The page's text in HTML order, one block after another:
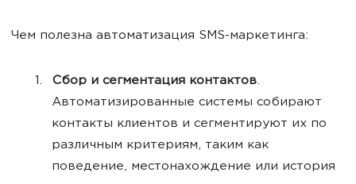
Чем полезна автоматизация SMS-маркетинга:
Сбор и сегментация контактов.
Автоматизированные системы собирают
контакты клиентов и сегментируют их по
различным критериям, таким как
поведение, местонахождение или история